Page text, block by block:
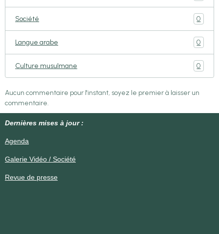
Société 0
Langue arabe 0
Culture musulmane 0
Aucun commentaire pour l'instant, soyez le premier à laisser un
commentaire.
Dernières mises à jour :
Agenda
Galerie Vidéo / Société
Revue de presse